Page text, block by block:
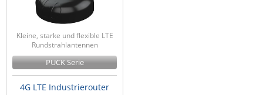
Kleine, starke und flexible LTE
Rundstrahlantennen
PUCK Serie
4G LTE Industrierouter